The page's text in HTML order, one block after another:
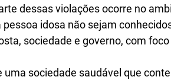
dessas violações ocorre no
pessoa idosa não sejam
sociedade e governo, com
uma sociedade saudável que